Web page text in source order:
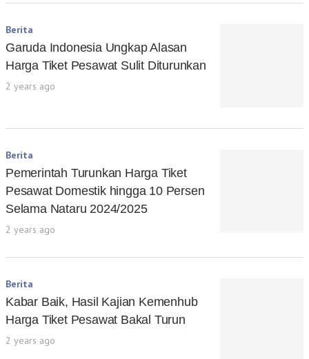
Berita
Garuda Indonesia Ungkap Alasan
Harga Tiket Pesawat Sulit Diturunkan
2 years ago
Berita
Pemerintah Turunkan Harga Tiket
Pesawat Domestik hingga 10 Persen
Selama Nataru 2024/2025
2 years ago
Berita
Kabar Baik, Hasil Kajian Kemenhub
Harga Tiket Pesawat Bakal Turun
2 years ago